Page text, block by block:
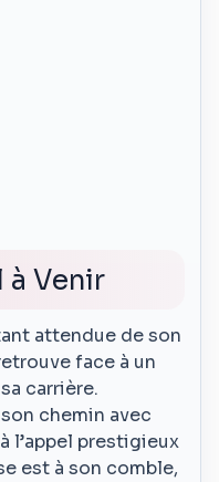
à Venir
attendue de son
face à un
carrière.
chemin avec
l’appel prestigieux
est à son comble,